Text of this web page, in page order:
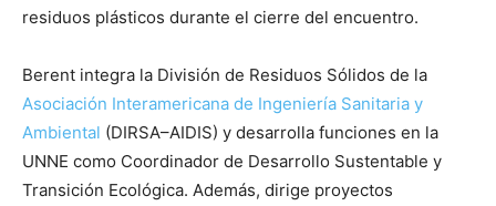
residuos plásticos durante el cierre del encuentro.
Berent integra la División de Residuos Sólidos de la
Asociación Interamericana de Ingeniería Sanitaria y
Ambiental (DIRSA–AIDIS) y desarrolla funciones en la
UNNE como Coordinador de Desarrollo Sustentable y
Transición Ecológica. Además, dirige proyectos